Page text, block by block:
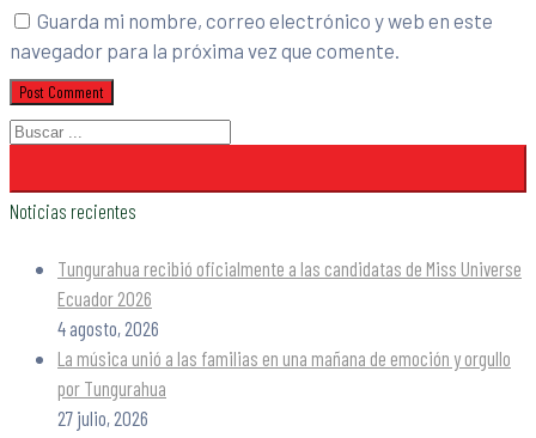
Guarda mi nombre, correo electrónico y web en este
navegador para la próxima vez que comente.
Noticias recientes
Tungurahua recibió oficialmente a las candidatas de Miss Universe
Ecuador 2026
4 agosto, 2026
La música unió a las familias en una mañana de emoción y orgullo
por Tungurahua
27 julio, 2026